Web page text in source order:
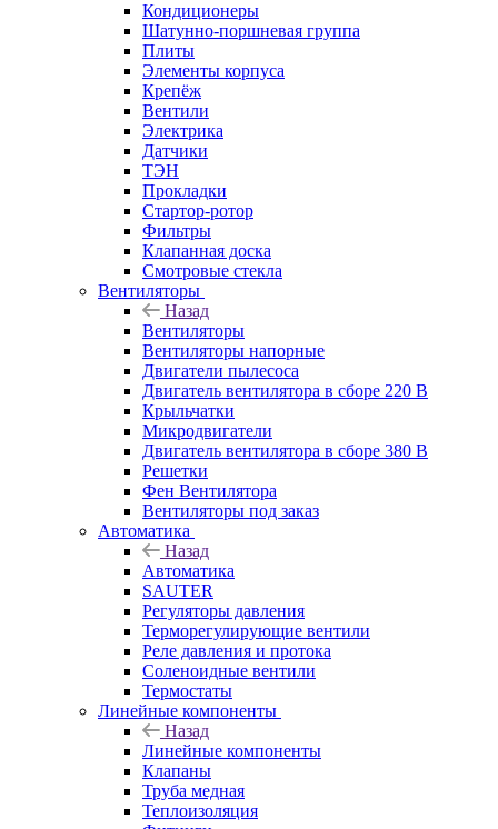
Кондиционеры
Шатунно-поршневая группа
Плиты
Элементы корпуса
Крепёж
Вентили
Электрика
Датчики
ТЭН
Прокладки
Стартор-ротор
Фильтры
Клапанная доска
Смотровые стекла
Вентиляторы
Назад
Вентиляторы
Вентиляторы напорные
Двигатели пылесоса
Двигатель вентилятора в сборе 220 В
Крыльчатки
Микродвигатели
Двигатель вентилятора в сборе 380 В
Решетки
Фен Вентилятора
Вентиляторы под заказ
Автоматика
Назад
Автоматика
SAUTER
Регуляторы давления
Терморегулирующие вентили
Реле давления и протока
Соленоидные вентили
Термостаты
Линейные компоненты
Назад
Линейные компоненты
Клапаны
Труба медная
Теплоизоляция